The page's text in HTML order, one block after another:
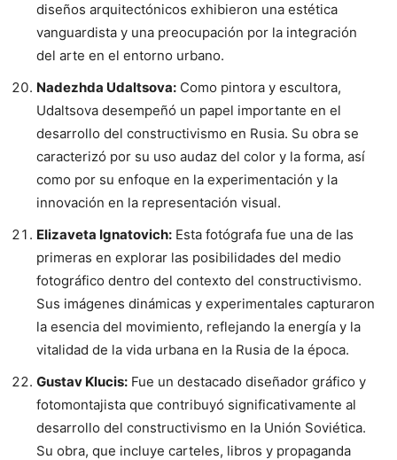
diseños arquitectónicos exhibieron una estética
vanguardista y una preocupación por la integración
del arte en el entorno urbano.
Nadezhda Udaltsova: Como pintora y escultora,
Udaltsova desempeñó un papel importante en el
desarrollo del constructivismo en Rusia. Su obra se
caracterizó por su uso audaz del color y la forma, así
como por su enfoque en la experimentación y la
innovación en la representación visual.
Elizaveta Ignatovich: Esta fotógrafa fue una de las
primeras en explorar las posibilidades del medio
fotográfico dentro del contexto del constructivismo.
Sus imágenes dinámicas y experimentales capturaron
la esencia del movimiento, reflejando la energía y la
vitalidad de la vida urbana en la Rusia de la época.
Gustav Klucis: Fue un destacado diseñador gráfico y
fotomontajista que contribuyó significativamente al
desarrollo del constructivismo en la Unión Soviética.
Su obra, que incluye carteles, libros y propaganda